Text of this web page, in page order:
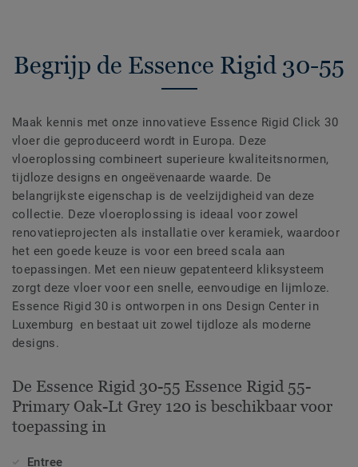
Begrijp de Essence Rigid 30-55
Maak kennis met onze innovatieve Essence Rigid Click 30
vloer die geproduceerd wordt in Europa. Deze
vloeroplossing combineert superieure kwaliteitsnormen,
tijdloze designs en ongeëvenaarde waarde. De
belangrijkste eigenschap is de veelzijdigheid van deze
collectie. Deze vloeroplossing is ideaal voor zowel
renovatieprojecten als installatie over keramiek, waardoor
het een goede keuze is voor een breed scala aan
toepassingen. Met een nieuw gepatenteerd kliksysteem
zorgt deze vloer voor een snelle, eenvoudige en lijmloze.
Essence Rigid 30 is ontworpen in ons Design Center in
Luxemburg en bestaat uit zowel tijdloze als moderne
designs.
De Essence Rigid 30-55 Essence Rigid 55-
Primary Oak-Lt Grey 120 is beschikbaar voor
toepassing in
Entree